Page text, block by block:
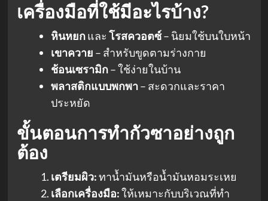
เครื่องมือที่ใช้มีอะไรบ้าง?
หินหยกและ โรสควอตซ์– นิยมใช้บนใบหน้า
เขาควาย – สำหรับขูดตามร่างกาย
ช้อนเซรามิก– ใช้ง่ายในบ้าน
พลาสติกแบบพกพา– สะดวกและราคา
ประหยัด
ขั้นตอนการทำกัวซาอย่างถูก
ต้อง
เตรียมผิว:ทาน้ำมันหรือน้ำมันหอมระเหย
เลือกเครื่องมือ:ให้เหมาะกับบริเวณที่ทำ